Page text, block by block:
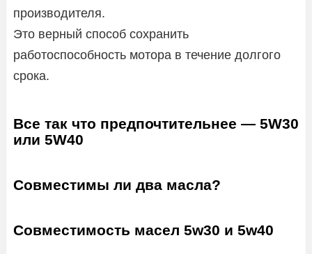
производителя.
Это верный способ сохранить
работоспособность мотора в течение долгого
срока.
Все так что предпочтительнее — 5W30
или 5W40
Совместимы ли два масла?
Совместимость масел 5w30 и 5w40